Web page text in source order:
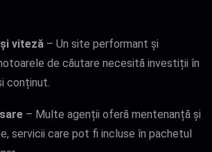
viteză – Un site performant și
de căutare necesită investiții în
conținut.
– Multe agenții oferă mentenanță și
servicii care pot fi incluse în pachetul